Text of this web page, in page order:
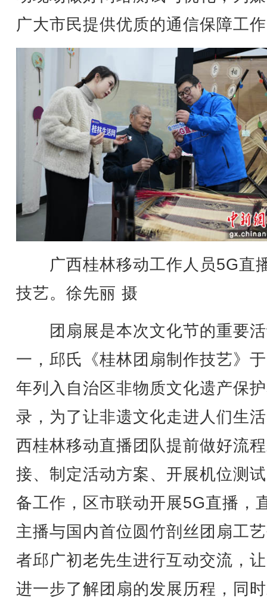
广大市民提供优质的通信保障工
广西桂林移动工作人员5G直
技艺。徐先丽 摄
团扇展是本次文化节的重要
一，邱氏《桂林团扇制作技艺》
年列入自治区非物质文化遗产保
录，为了让非遗文化走进人们生
西桂林移动直播团队提前做好流
接、制定活动方案、开展机位测
备工作，区市联动开展5G直播，
主播与国内首位圆竹剖丝团扇工
者邱广初老先生进行互动交流，
进一步了解团扇的发展历程，同